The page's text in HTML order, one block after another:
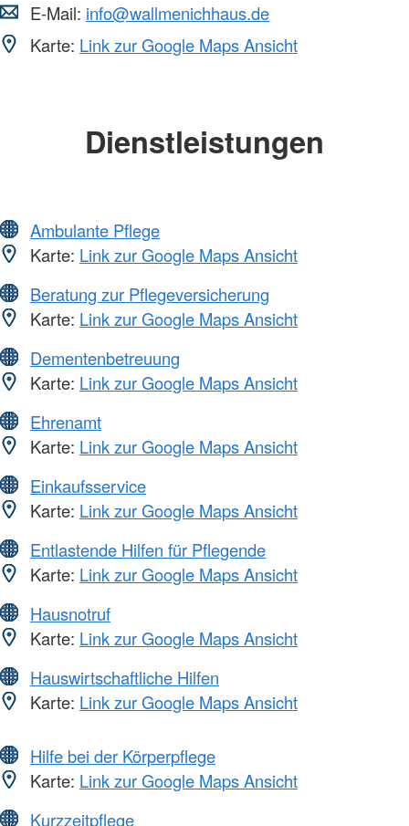
E-Mail: info@wallmenichhaus.de
Karte: Link zur Google Maps Ansicht
Dienstleistungen
Ambulante Pflege
Karte: Link zur Google Maps Ansicht
Beratung zur Pflegeversicherung
Karte: Link zur Google Maps Ansicht
Dementenbetreuung
Karte: Link zur Google Maps Ansicht
Ehrenamt
Karte: Link zur Google Maps Ansicht
Einkaufsservice
Karte: Link zur Google Maps Ansicht
Entlastende Hilfen für Pflegende
Karte: Link zur Google Maps Ansicht
Hausnotruf
Karte: Link zur Google Maps Ansicht
Hauswirtschaftliche Hilfen
Karte: Link zur Google Maps Ansicht
Hilfe bei der Körperpflege
Karte: Link zur Google Maps Ansicht
Kurzzeitpflege